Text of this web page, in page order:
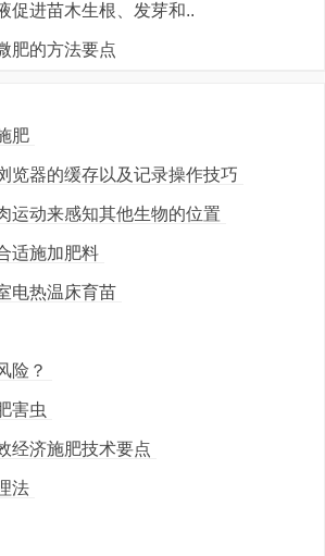
促进苗木生根、发芽和..
肥的方法要点
肥
览器的缓存以及记录操作技巧
运动来感知其他生物的位置
适施加肥料
电热温床育苗
险？
害虫
经济施肥技术要点
法